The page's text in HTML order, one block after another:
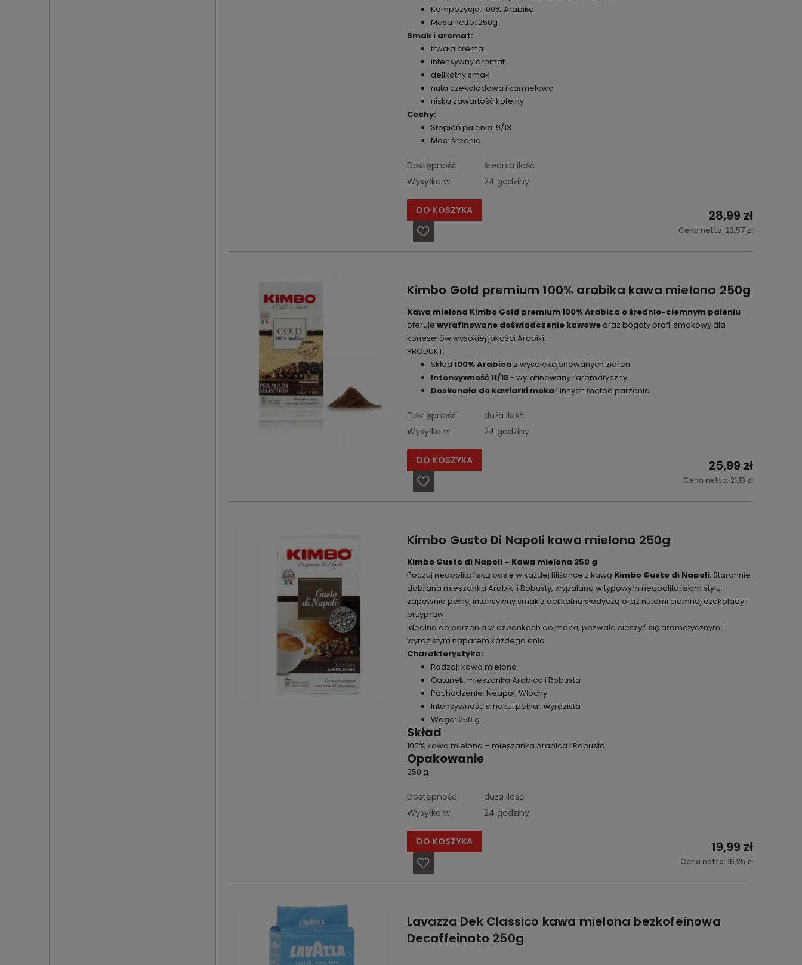
Kompozycja: 100% Arabika
Masa netto: 250g
Smak i aromat:
trwała crema
intensywny aromat
delikatny smak
nuta czekoladowa i karmelowa
niska zawartość kofeiny
Cechy:
Stopień palenia: 9/13
Moc: średnia
Dostępność:
średnia ilość
Wysyłka w:
24 godziny
28,99 zł
Cena netto: 23,57 zł
DO KOSZYKA
Kimbo Gold premium 100% arabika kawa mielona 250g
Kawa mielona Kimbo Gold premium 100% Arabica o średnio-ciemnym paleniu
oferuje wyrafinowane doświadczenie kawoweoraz bogaty profil smakowy dla
koneserów wysokiej jakości Arabiki.
PRODUKT:
Skład 100% Arabica z wyselekcjonowanych ziaren
Intensywność 11/13- wyrafinowany i aromatyczny
Doskonała do kawiarki moka i innych metod parzenia
Dostępność:
duża ilość
Wysyłka w:
24 godziny
25,99 zł
Cena netto: 21,13 zł
DO KOSZYKA
Kimbo Gusto Di Napoli kawa mielona 250g
Kimbo Gusto di Napoli – Kawa mielona 250 g
Poczuj neapolitańską pasję w każdej filiżance z kawą Kimbo Gusto di Napoli. Starannie
dobrana mieszanka Arabiki i Robusty, wypalana w typowym neapolitańskim stylu,
zapewnia pełny, intensywny smak z delikatną słodyczą oraz nutami ciemnej czekolady i
przypraw.
Idealna do parzenia w dzbankach do mokki, pozwala cieszyć się aromatycznym i
wyrazistym naparem każdego dnia.
Charakterystyka:
Rodzaj: kawa mielona
Gatunek: mieszanka Arabica i Robusta
Pochodzenie: Neapol, Włochy
Intensywność smaku: pełna i wyrazista
Waga: 250 g
Skład
100% kawa mielona – mieszanka Arabica i Robusta.
Opakowanie
250 g
Dostępność:
duża ilość
Wysyłka w:
24 godziny
19,99 zł
Cena netto: 16,25 zł
DO KOSZYKA
Lavazza Dek Classico kawa mielona bezkofeinowa
Decaffeinato 250g